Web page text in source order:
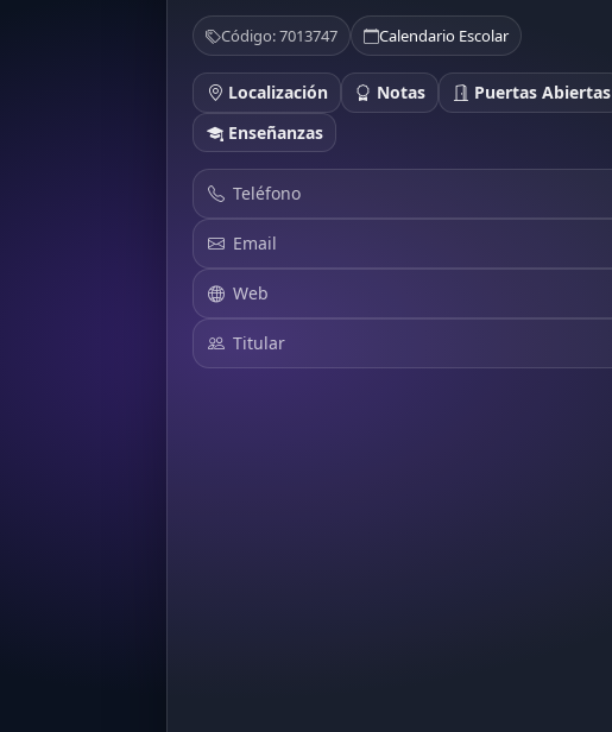
Código: 7013747 Calendario Escolar
Localización Notas Puertas Abiertas
Enseñanzas
Teléfono
Email
Web
Titular